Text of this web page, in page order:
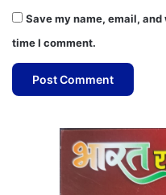
Save my name, email,
time I comment.